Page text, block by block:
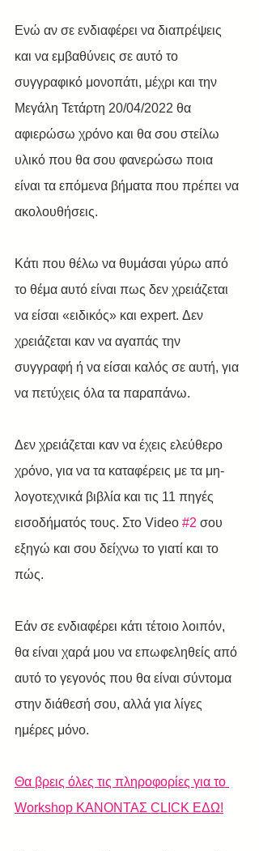
Ενώ αν σε ενδιαφέρει να διαπρέψεις
και να εμβαθύνεις σε αυτό το
συγγραφικό μονοπάτι, μέχρι και την
Μεγάλη Τετάρτη 20/04/2022 θα
αφιερώσω χρόνο και θα σου στείλω
υλικό που θα σου φανερώσω ποια
είναι τα επόμενα βήματα που πρέπει να
ακολουθήσεις.
Κάτι που θέλω να θυμάσαι γύρω από
το θέμα αυτό είναι πως δεν χρειάζεται
να είσαι «ειδικός» και expert. Δεν
χρειάζεται καν να αγαπάς την
συγγραφή ή να είσαι καλός σε αυτή, για
να πετύχεις όλα τα παραπάνω.
Δεν χρειάζεται καν να έχεις ελεύθερο
χρόνο, για να τα καταφέρεις με τα μη-
λογοτεχνικά βιβλία και τις 11 πηγές
εισοδήματός τους. Στο Video #2 σου
εξηγώ και σου δείχνω το γιατί και το
πώς.
Εάν σε ενδιαφέρει κάτι τέτοιο λοιπόν,
θα είναι χαρά μου να επωφεληθείς από
αυτό το γεγονός που θα είναι σύντομα
στην διάθεσή σου, αλλά για λίγες
ημέρες μόνο.
Θα βρεις όλες τις πληροφορίες για το
Workshop ΚΑΝΟΝΤΑΣ CLICK ΕΔΩ!